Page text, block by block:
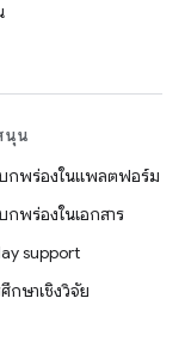
นุน
บกพร่องในแพลตฟอร์ม
กพร่องในเอกสาร
support
กษาเชิงวิจัย